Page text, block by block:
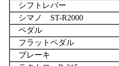
シフトレバー
シマノ ST-R2000
ペダル
フラットペダル
ブレーキ